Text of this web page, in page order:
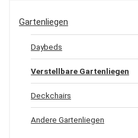
Gartenliegen
Daybeds
Verstellbare Gartenliegen
Deckchairs
Andere Gartenliegen